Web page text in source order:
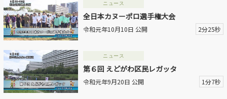
ニュース
全日本カヌーポロ選手権大会
令和元年10月10日 公開 2分25秒
ニュース
第６回 えどがわ区民レガッタ
令和元年9月20日 公開 1分7秒